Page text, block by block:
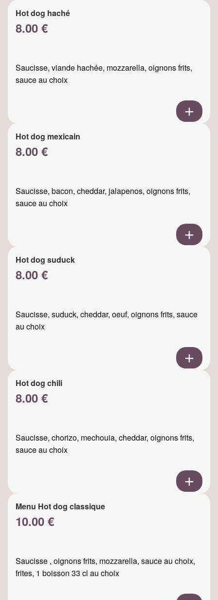
Hot dog haché
8.00 €
Saucisse, viande hachée, mozzarella, oignons frits,
sauce au choix
Hot dog mexicain
8.00 €
Saucisse, bacon, cheddar, jalapenos, oignons frits,
sauce au choix
Hot dog suduck
8.00 €
Saucisse, suduck, cheddar, oeuf, oignons frits, sauce
au choix
Hot dog chili
8.00 €
Saucisse, chorizo, mechouia, cheddar, oignons frits,
sauce au choix
Menu Hot dog classique
10.00 €
Saucisse , oignons frits, mozzarella, sauce au choix,
frites, 1 boisson 33 cl au choix